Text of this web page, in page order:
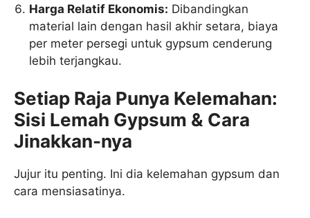
Harga Relatif Ekonomis: Dibandingkan
material lain dengan hasil akhir setara, biaya
per meter persegi untuk gypsum cenderung
lebih terjangkau.
Setiap Raja Punya Kelemahan:
Sisi Lemah Gypsum & Cara
Jinakkan-nya
Jujur itu penting. Ini dia kelemahan gypsum dan
cara mensiasatinya.